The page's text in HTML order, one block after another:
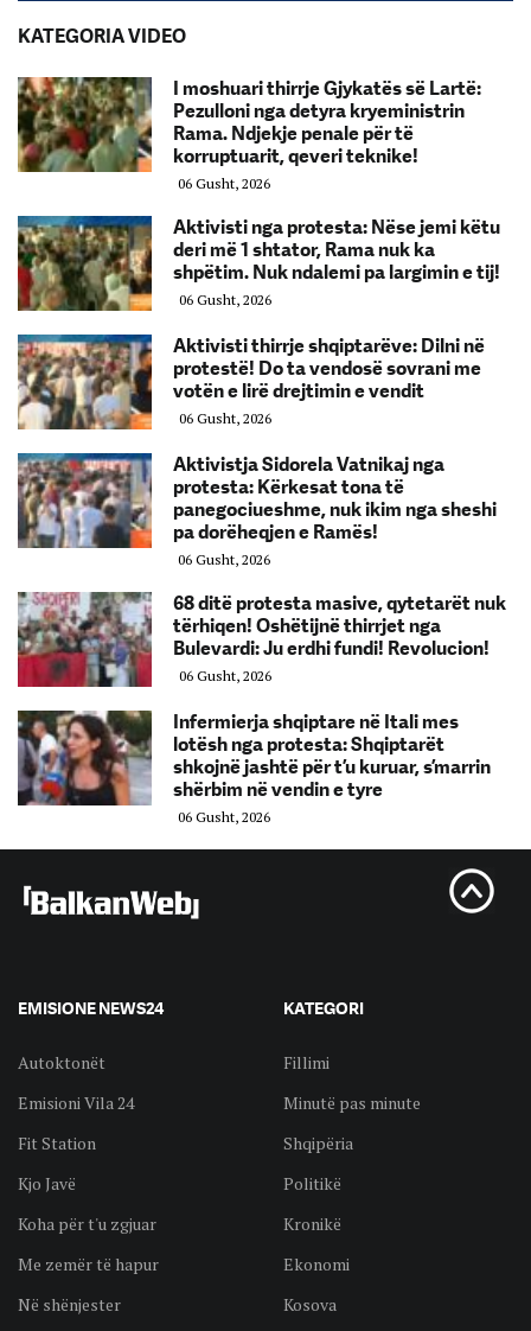
KATEGORIA VIDEO
I moshuari thirrje Gjykatës së Lartë:
Pezulloni nga detyra kryeministrin
Rama. Ndjekje penale për të
korruptuarit, qeveri teknike!
06 Gusht, 2026
Aktivisti nga protesta: Nëse jemi këtu
deri më 1 shtator, Rama nuk ka
shpëtim. Nuk ndalemi pa largimin e tij!
06 Gusht, 2026
Aktivisti thirrje shqiptarëve: Dilni në
protestë! Do ta vendosë sovrani me
votën e lirë drejtimin e vendit
06 Gusht, 2026
Aktivistja Sidorela Vatnikaj nga
protesta: Kërkesat tona të
panegociueshme, nuk ikim nga sheshi
pa dorëheqjen e Ramës!
06 Gusht, 2026
68 ditë protesta masive, qytetarët nuk
tërhiqen! Oshëtijnë thirrjet nga
Bulevardi: Ju erdhi fundi! Revolucion!
06 Gusht, 2026
Infermierja shqiptare në Itali mes
lotësh nga protesta: Shqiptarët
shkojnë jashtë për t’u kuruar, s’marrin
shërbim në vendin e tyre
06 Gusht, 2026
EMISIONE NEWS24
Autoktonët
Emisioni Vila 24
Fit Station
Kjo Javë
Koha për t'u zgjuar
Me zemër të hapur
Në shënjester
KATEGORI
Fillimi
Minutë pas minute
Shqipëria
Politikë
Kronikë
Ekonomi
Kosova